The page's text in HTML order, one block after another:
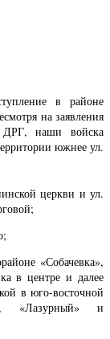
в районе
на заявления
ДРГ, наши войска
южнее ул.
церкви и ул.
«Собачевка»,
в центре и далее
в юго-восточной
«Лазурный» и